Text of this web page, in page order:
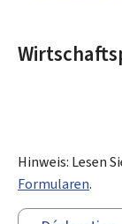
Hinweis: Lesen
Formularen.